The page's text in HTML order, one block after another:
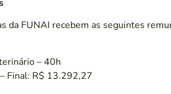
da FUNAI recebem as seguintes
– 40h
Final: R$ 13.292,27